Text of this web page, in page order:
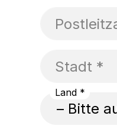
Stadt *
Land *